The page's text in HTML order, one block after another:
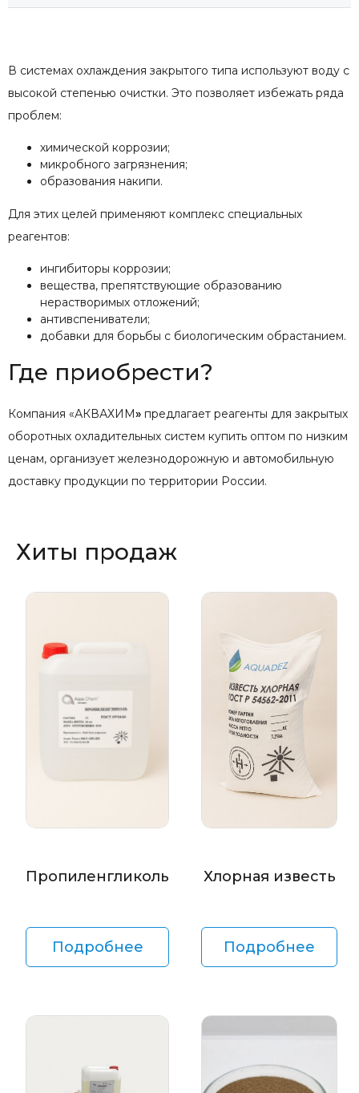
В системах охлаждения закрытого типа используют воду с
высокой степенью очистки. Это позволяет избежать ряда
проблем:
химической коррозии;
микробного загрязнения;
образования накипи.
Для этих целей применяют комплекс специальных
реагентов:
ингибиторы коррозии;
вещества, препятствующие образованию
нерастворимых отложений;
антивспениватели;
добавки для борьбы с биологическим обрастанием.
Где приобрести?
Компания «АКВАХИМ» предлагает реагенты для закрытых
оборотных охладительных систем купить оптом по низким
ценам, организует железнодорожную и автомобильную
доставку продукции по территории России.
Хиты продаж
Пропиленгликоль
Подробнее
Хлорная известь
Подробнее